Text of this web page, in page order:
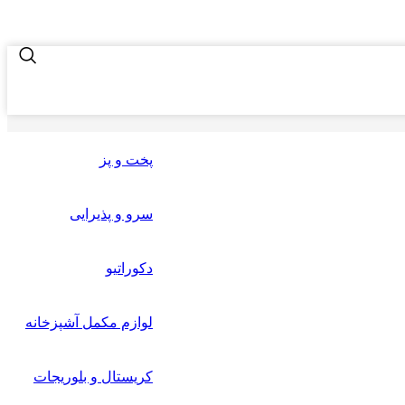
پخت و پز
سرو و پذیرایی
دکوراتیو
لوازم مکمل آشپزخانه
کریستال و بلوریجات